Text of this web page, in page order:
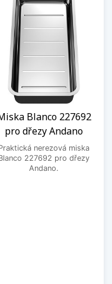
Blanco 227692
pro dřezy Andano
nerezová miska
227692 pro dřezy
Andano.